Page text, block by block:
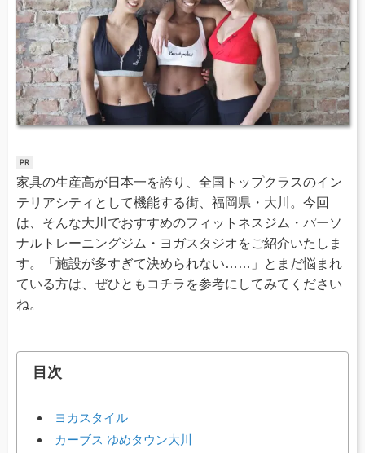
家具の生産高が日本一を誇り、全国トップクラスのイン
テリアシティとして機能する街、福岡県・大川。今回
は、そんな大川でおすすめのフィットネスジム・パーソ
ナルトレーニングジム・ヨガスタジオをご紹介いたしま
す。「施設が多すぎて決められない……」とまだ悩まれ
ている方は、ぜひともコチラを参考にしてみてください
ね。
目次
ヨカスタイル
カーブス ゆめタウン大川